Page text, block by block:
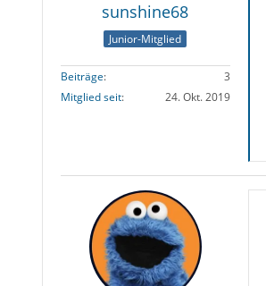
sunshine68
Junior-Mitglied
Beiträge
3
Mitglied seit
24. Okt. 2019